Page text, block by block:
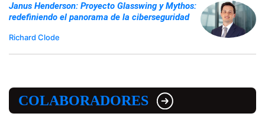
Janus Henderson: Proyecto Glasswing y Mythos:
redefiniendo el panorama de la ciberseguridad
Richard Clode
COLABORADORES